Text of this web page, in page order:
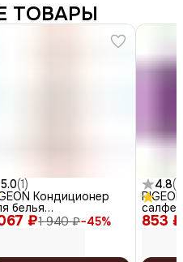
ТОВАРЫ
5.0(1)
₽1 940 ₽−45%
Кондиционер
белья
концентрат /
4.8(
853 ₽